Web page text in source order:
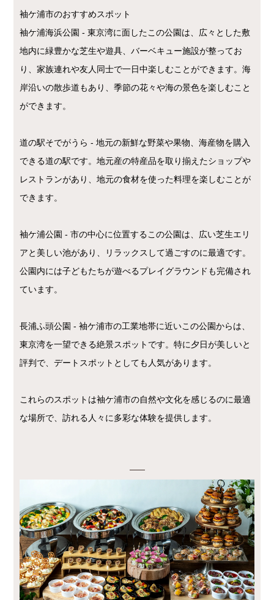
袖ケ浦市のおすすめスポット
袖ケ浦海浜公園 - 東京湾に面したこの公園は、広々とした敷
地内に緑豊かな芝生や遊具、バーベキュー施設が整ってお
り、家族連れや友人同士で一日中楽しむことができます。海
岸沿いの散歩道もあり、季節の花々や海の景色を楽しむこと
ができます。
道の駅そでがうら - 地元の新鮮な野菜や果物、海産物を購入
できる道の駅です。地元産の特産品を取り揃えたショップや
レストランがあり、地元の食材を使った料理を楽しむことが
できます。
袖ケ浦公園 - 市の中心に位置するこの公園は、広い芝生エリ
アと美しい池があり、リラックスして過ごすのに最適です。
公園内には子どもたちが遊べるプレイグラウンドも完備され
ています。
長浦ふ頭公園 - 袖ケ浦市の工業地帯に近いこの公園からは、
東京湾を一望できる絶景スポットです。特に夕日が美しいと
評判で、デートスポットとしても人気があります。
これらのスポットは袖ケ浦市の自然や文化を感じるのに最適
な場所で、訪れる人々に多彩な体験を提供します。